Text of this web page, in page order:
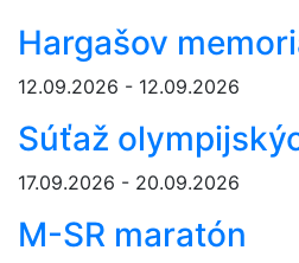
Hargašov
12.09.2026 - 12.09.2026
Súťaž
17.09.2026 - 20.09.2026
M-SR maratón